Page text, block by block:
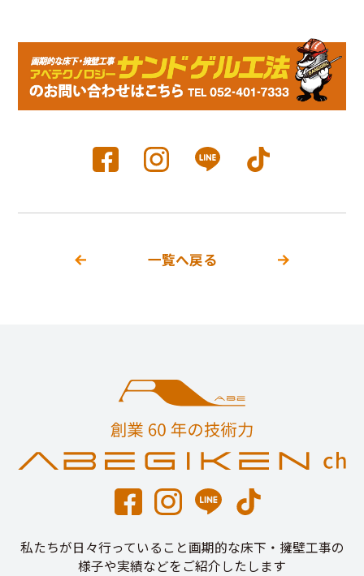
一覧へ戻る
私たちが日々行っていること画期的な床下・擁壁工事の
様子や実績などをご紹介したします